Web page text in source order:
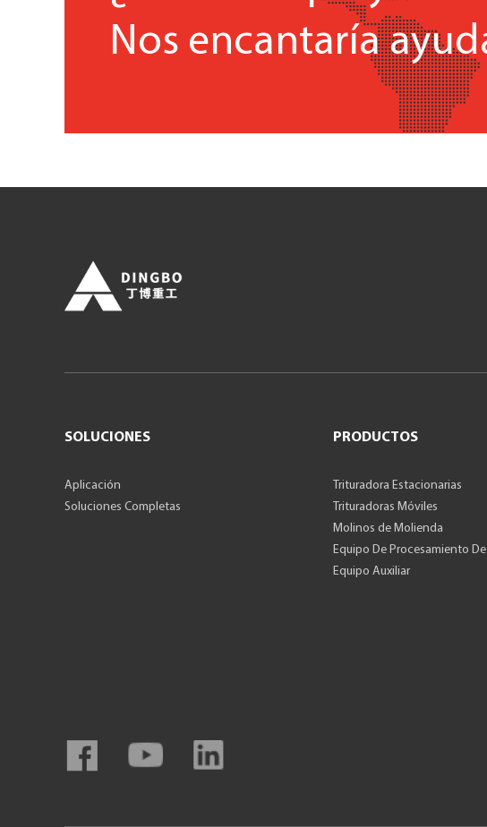
Nos encantaría
SOLUCIONES
Aplicación
Soluciones Completas
PRODUCTOS
Trituradora Estacionarias
Trituradoras Móviles
Molinos de Molienda
Equipo De Procesamiento
Equipo Auxiliar